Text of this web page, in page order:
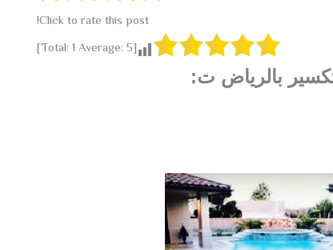
Click to rate this post!
[Total:
1 Average:5
]
بالرياض ت: